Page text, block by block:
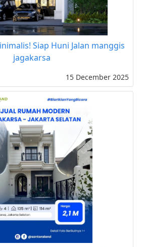
Siap Huni Jalan manggis
jagakarsa
15 December 2025